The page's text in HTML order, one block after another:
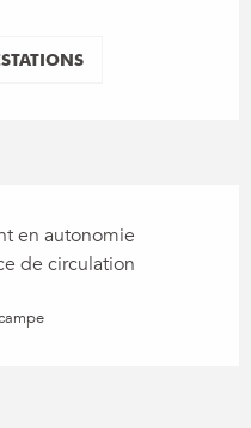
en autonomie
de circulation